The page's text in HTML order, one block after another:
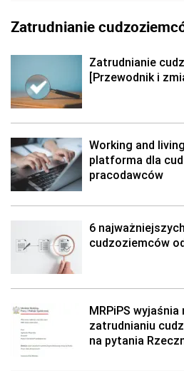
Zatrudnianie
Zatrudnianie
[Przewodnik i
Working and
platforma dla
pracodawców
6
cudzoziemców
MRPiPS
zatrudnianiu
na pytania